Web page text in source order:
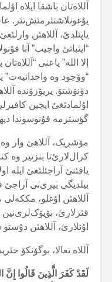
آللاەتان باشقا ایلاە
یۇغونلاشتئرمئش‌تئر.
یاپئلدئ، آللاهئن
“ایثباتئ واجیب” آنا
إلا اللە” یاعنی
“وۆجود وە واحدانیەت”
دؤنۆشتۆ. یریۆزۆندە
اۇلمادئغئ ایچین
گؤسترمە قۇنوسوندا
مۆشریک، آللاهئ وار وە
کرال‌لارئ‌نا بنزتیر وە
یاقئنئ آراجئلئغئ ایلە
بیلدیگی بیری‌نی آراجئ
آللاهئن اۇغلو،
قئزلارئ، بۆیۆک‌لری‌نین
اۇنلارئ، آللاهئن
آللاە تعالا، بوگۆنکۆ
لَقَدْ كَفَرَ الَّذِينَ قَالُوا إِنَّ